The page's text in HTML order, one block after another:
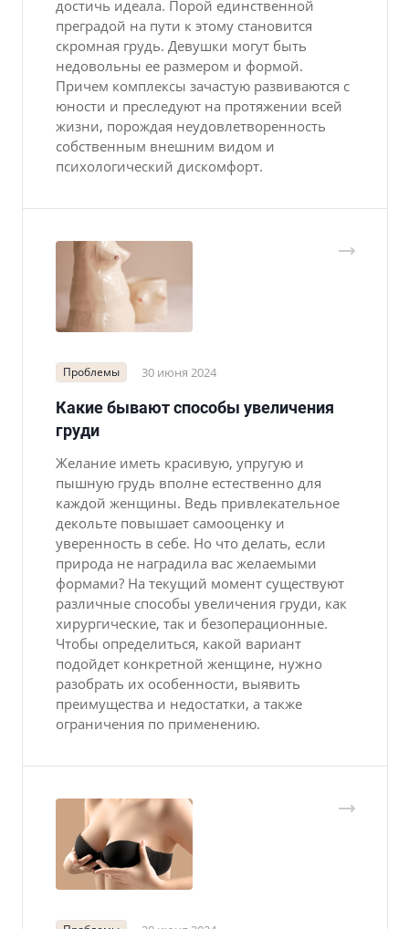
достичь идеала. Порой единственной
преградой на пути к этому становится
скромная грудь. Девушки могут быть
недовольны ее размером и формой.
Причем комплексы зачастую развиваются с
юности и преследуют на протяжении всей
жизни, порождая неудовлетворенность
собственным внешним видом и
психологический дискомфорт.
Проблемы 30 июня 2024
Какие бывают способы увеличения
груди
Желание иметь красивую, упругую и
пышную грудь вполне естественно для
каждой женщины. Ведь привлекательное
декольте повышает самооценку и
уверенность в себе. Но что делать, если
природа не наградила вас желаемыми
формами? На текущий момент существуют
различные способы увеличения груди, как
хирургические, так и безоперационные.
Чтобы определиться, какой вариант
подойдет конкретной женщине, нужно
разобрать их особенности, выявить
преимущества и недостатки, а также
ограничения по применению.